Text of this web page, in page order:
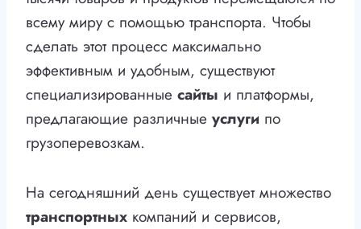
всему миру с помощью транспорта. Чтобы
сделать этот процесс максимально
эффективным и удобным, существуют
специализированные сайты и платформы,
предлагающие различные услуги по
грузоперевозкам.
На сегодняшний день существует множество
транспортных компаний и сервисов,